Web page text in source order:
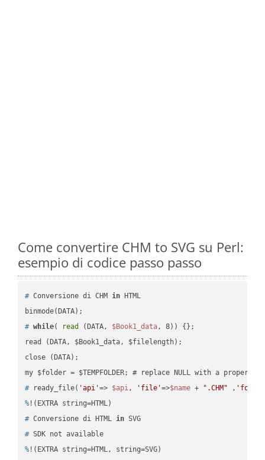
Come convertire CHM to SVG su Perl:
esempio di codice passo passo
# Conversione di CHM in HTML
# while( read (DATA, $Book1_data, 8)) {};
read (DATA, $Book1_data, $filelength);
close (DATA);
# ready_file( 'api'=> $api, 'file'=>$name + ".CHM" ,
% !(EXTRA string=HTML)
# Conversione di HTML in SVG
# SDK not available
% !(EXTRA string=HTML, string=SVG)